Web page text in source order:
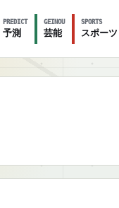
PREDICT
予測
GEINOU
芸能
SPORTS
スポーツ